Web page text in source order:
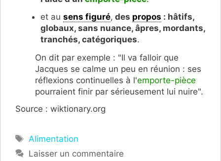
et au sens figuré, des propos : hâtifs,
globaux, sans nuance, âpres, mordants,
tranchés, catégoriques.
On dit par exemple : "Il va falloir que
Jacques se calme un peu en réunion : ses
réflexions continuelles à l'emporte-pièce
pourraient finir par sérieusement lui nuire".
Source : wiktionary.org
Étiquettes
Alimentation
Laisser un commentaire